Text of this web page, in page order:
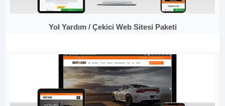
Yol Yardım / Çekici Web Sitesi Paketi